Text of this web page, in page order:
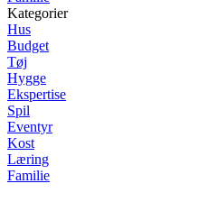
Kategorier
Hus
Budget
Tøj
Hygge
Ekspertise
Spil
Eventyr
Kost
Læring
Familie